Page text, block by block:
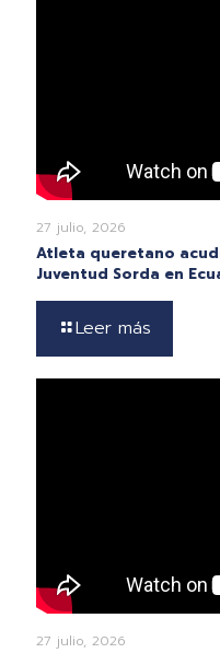
27 julio, 2026
Atleta queretano
Juventud Sorda en
Leer más
27 julio, 2026